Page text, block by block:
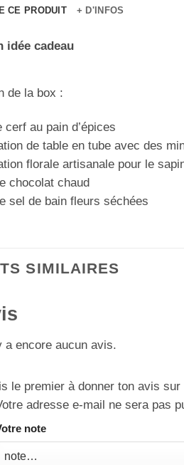
CE PRODUIT + D'INFOS
idée cadeau
de la box :
cerf au pain d’épices
de table en tube avec des
florale artisanale pour le
chocolat chaud
sel de bain fleurs séchées
SIMILAIRES
a encore aucun avis.
le premier à donner ton avis sur
adresse e-mail ne sera pas
note